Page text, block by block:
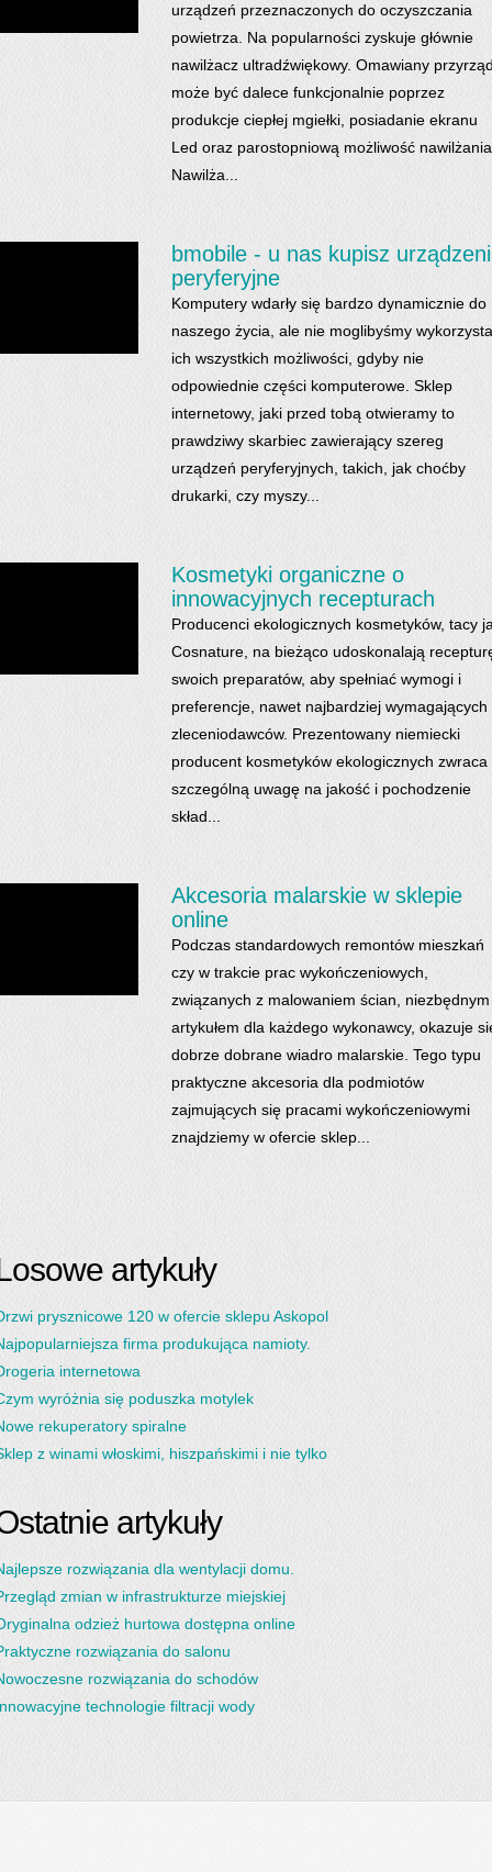
urządzeń przeznaczonych do oczyszczania
powietrza. Na popularności zyskuje głównie
nawilżacz ultradźwiękowy. Omawiany
może być dalece funkcjonalnie poprzez
produkcje ciepłej mgiełki, posiadanie ekranu
Led oraz parostopniową możliwość
Nawilża...
bmobile - u nas kupisz
peryferyjne
Komputery wdarły się bardzo dynamicznie do
naszego życia, ale nie moglibyśmy
ich wszystkich możliwości, gdyby nie
odpowiednie części komputerowe. Sklep
internetowy, jaki przed tobą otwieramy to
prawdziwy skarbiec zawierający szereg
urządzeń peryferyjnych, takich, jak choćby
drukarki, czy myszy...
Kosmetyki organiczne o
innowacyjnych recepturach
Producenci ekologicznych kosmetyków, tacy
Cosnature, na bieżąco udoskonalają
swoich preparatów, aby spełniać wymogi i
preferencje, nawet najbardziej wymagających
zleceniodawców. Prezentowany niemiecki
producent kosmetyków ekologicznych zwraca
szczególną uwagę na jakość i pochodzenie
skład...
Akcesoria malarskie w sklepie
online
Podczas standardowych remontów mieszkań
czy w trakcie prac wykończeniowych,
związanych z malowaniem ścian, niezbędnym
artykułem dla każdego wykonawcy, okazuje
dobrze dobrane wiadro malarskie. Tego typu
praktyczne akcesoria dla podmiotów
zajmujących się pracami wykończeniowymi
znajdziemy w ofercie sklep...
artykuły
prysznicowe 120 w ofercie sklepu Askopol
firma produkująca namioty.
internetowa
wyróżnia się poduszka motylek
rekuperatory spiralne
z winami włoskimi, hiszpańskimi i nie tylko
artykuły
rozwiązania dla wentylacji domu.
zmian w infrastrukturze miejskiej
odzież hurtowa dostępna online
rozwiązania do salonu
rozwiązania do schodów
technologie filtracji wody